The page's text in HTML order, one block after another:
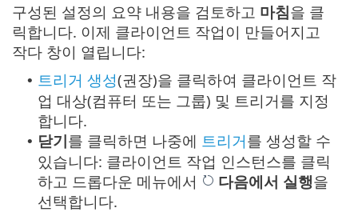
구성된 설정의 요약 내용을 검토하고 마침을 클
릭합니다. 이제 클라이언트 작업이 만들어지고
작다 창이 열립니다:
• 트리거 생성(권장)을 클릭하여 클라이언트 작
업 대상(컴퓨터 또는 그룹) 및 트리거를 지정
합니다.
• 닫기를 클릭하면 나중에 트리거를 생성할 수
있습니다: 클라이언트 작업 인스턴스를 클릭
하고 드롭다운 메뉴에서
다음에서 실행을
선택합니다.